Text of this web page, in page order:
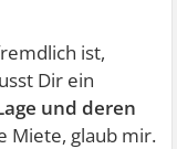
ist,
Dir ein
und deren
Miete, glaub mir.